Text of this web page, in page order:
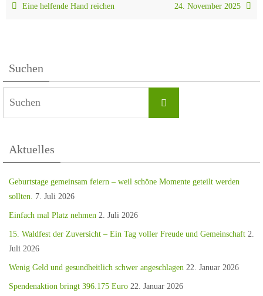
Eine helfende Hand reichen 24. November 2025
Suchen
Aktuelles
Geburtstage gemeinsam feiern – weil schöne Momente geteilt werden
sollten.
7. Juli 2026
Einfach mal Platz nehmen 2. Juli 2026
15. Waldfest der Zuversicht – Ein Tag voller Freude und Gemeinschaft 2.
Juli 2026
Wenig Geld und gesundheitlich schwer angeschlagen 22. Januar 2026
Spendenaktion bringt 396.175 Euro 22. Januar 2026